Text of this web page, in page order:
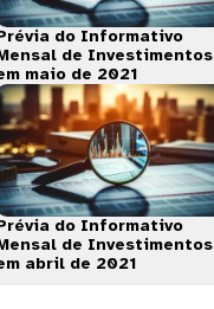
do Informativo
de Investimentos
maio de 2021
do Informativo
de Investimentos
abril de 2021